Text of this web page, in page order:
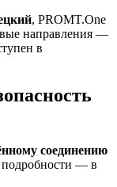
, PROMT.One
направления —
в
соединению
— в